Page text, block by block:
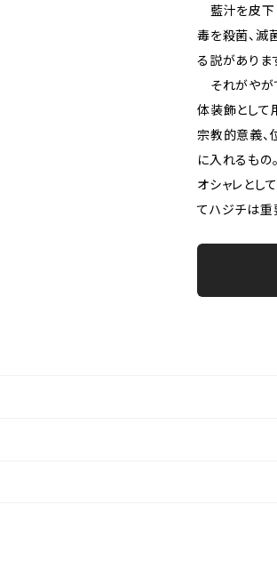
藍汁を皮下
毒を殺菌、滅
る説がありま
それがやが
体装飾として
宗教的意義、
に入れるもの。
オシャレとし
てハジチは重